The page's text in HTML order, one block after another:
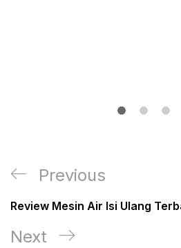
Post
Previous
Post
Previous
Review Mesin Air Isi Ulang
Next
Next